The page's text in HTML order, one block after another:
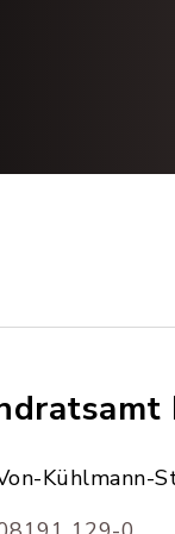
Kühlmann-